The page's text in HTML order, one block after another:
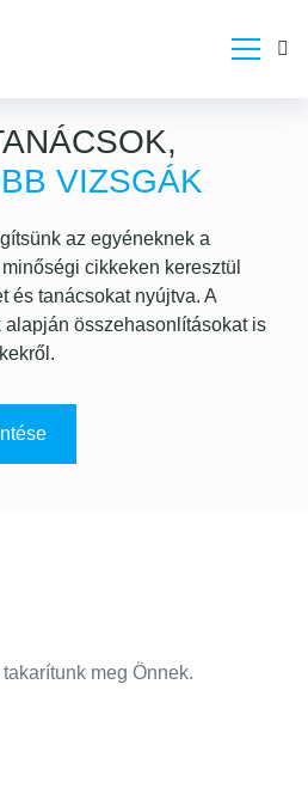
VIZSGÁK
az egyéneknek a
cikkeken keresztül
és tanácsokat nyújtva. A
összehasonlításokat is
meg Önnek.